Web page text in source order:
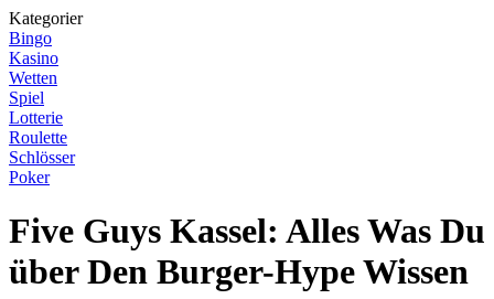
Kategorier
Bingo
Kasino
Wetten
Spiel
Lotterie
Roulette
Schlösser
Poker
Five Guys Kassel: Alles Was Du
über Den Burger-Hype Wissen